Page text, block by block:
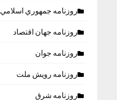
روزنامه جمهوري اسلامي
روزنامه جهان اقتصاد
روزنامه جوان
روزنامه رویش ملت
روزنامه شرق